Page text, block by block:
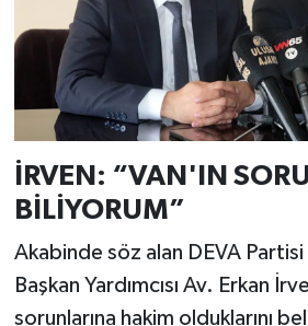
İRVEN: “VAN'IN
BİLİYORUM”
Akabinde söz alan DEVA
Başkan Yardımcısı Av. Erkan
sorunlarına hakim olduklarını